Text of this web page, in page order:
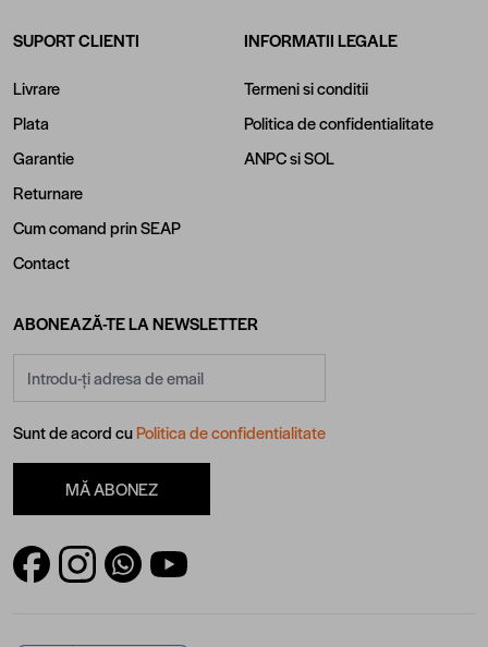
SUPORT CLIENTI
Livrare
Plata
Garantie
Returnare
Cum comand prin SEAP
Contact
INFORMATII LEGALE
Termeni si conditii
Politica de confidentialitate
ANPCsiSOL
ABONEAZĂ-TE LA NEWSLETTER
Sunt de acord cuPolitica de confidentialitate
MĂ ABONEZ